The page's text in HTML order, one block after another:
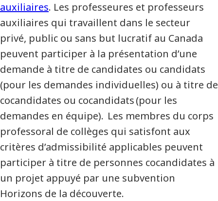
auxiliaires. Les professeures et professeurs
auxiliaires qui travaillent dans le secteur
privé, public ou sans but lucratif au Canada
peuvent participer à la présentation d’une
demande à titre de candidates ou candidats
(pour les demandes individuelles) ou à titre de
cocandidates ou cocandidats (pour les
demandes en équipe). Les membres du corps
professoral de collèges qui satisfont aux
critères d’admissibilité applicables peuvent
participer à titre de personnes cocandidates à
un projet appuyé par une subvention
Horizons de la découverte.